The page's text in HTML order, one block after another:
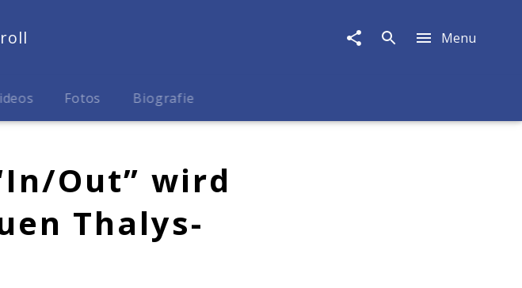
Menu
Fotos Biografie
Out” wird
Thalys-